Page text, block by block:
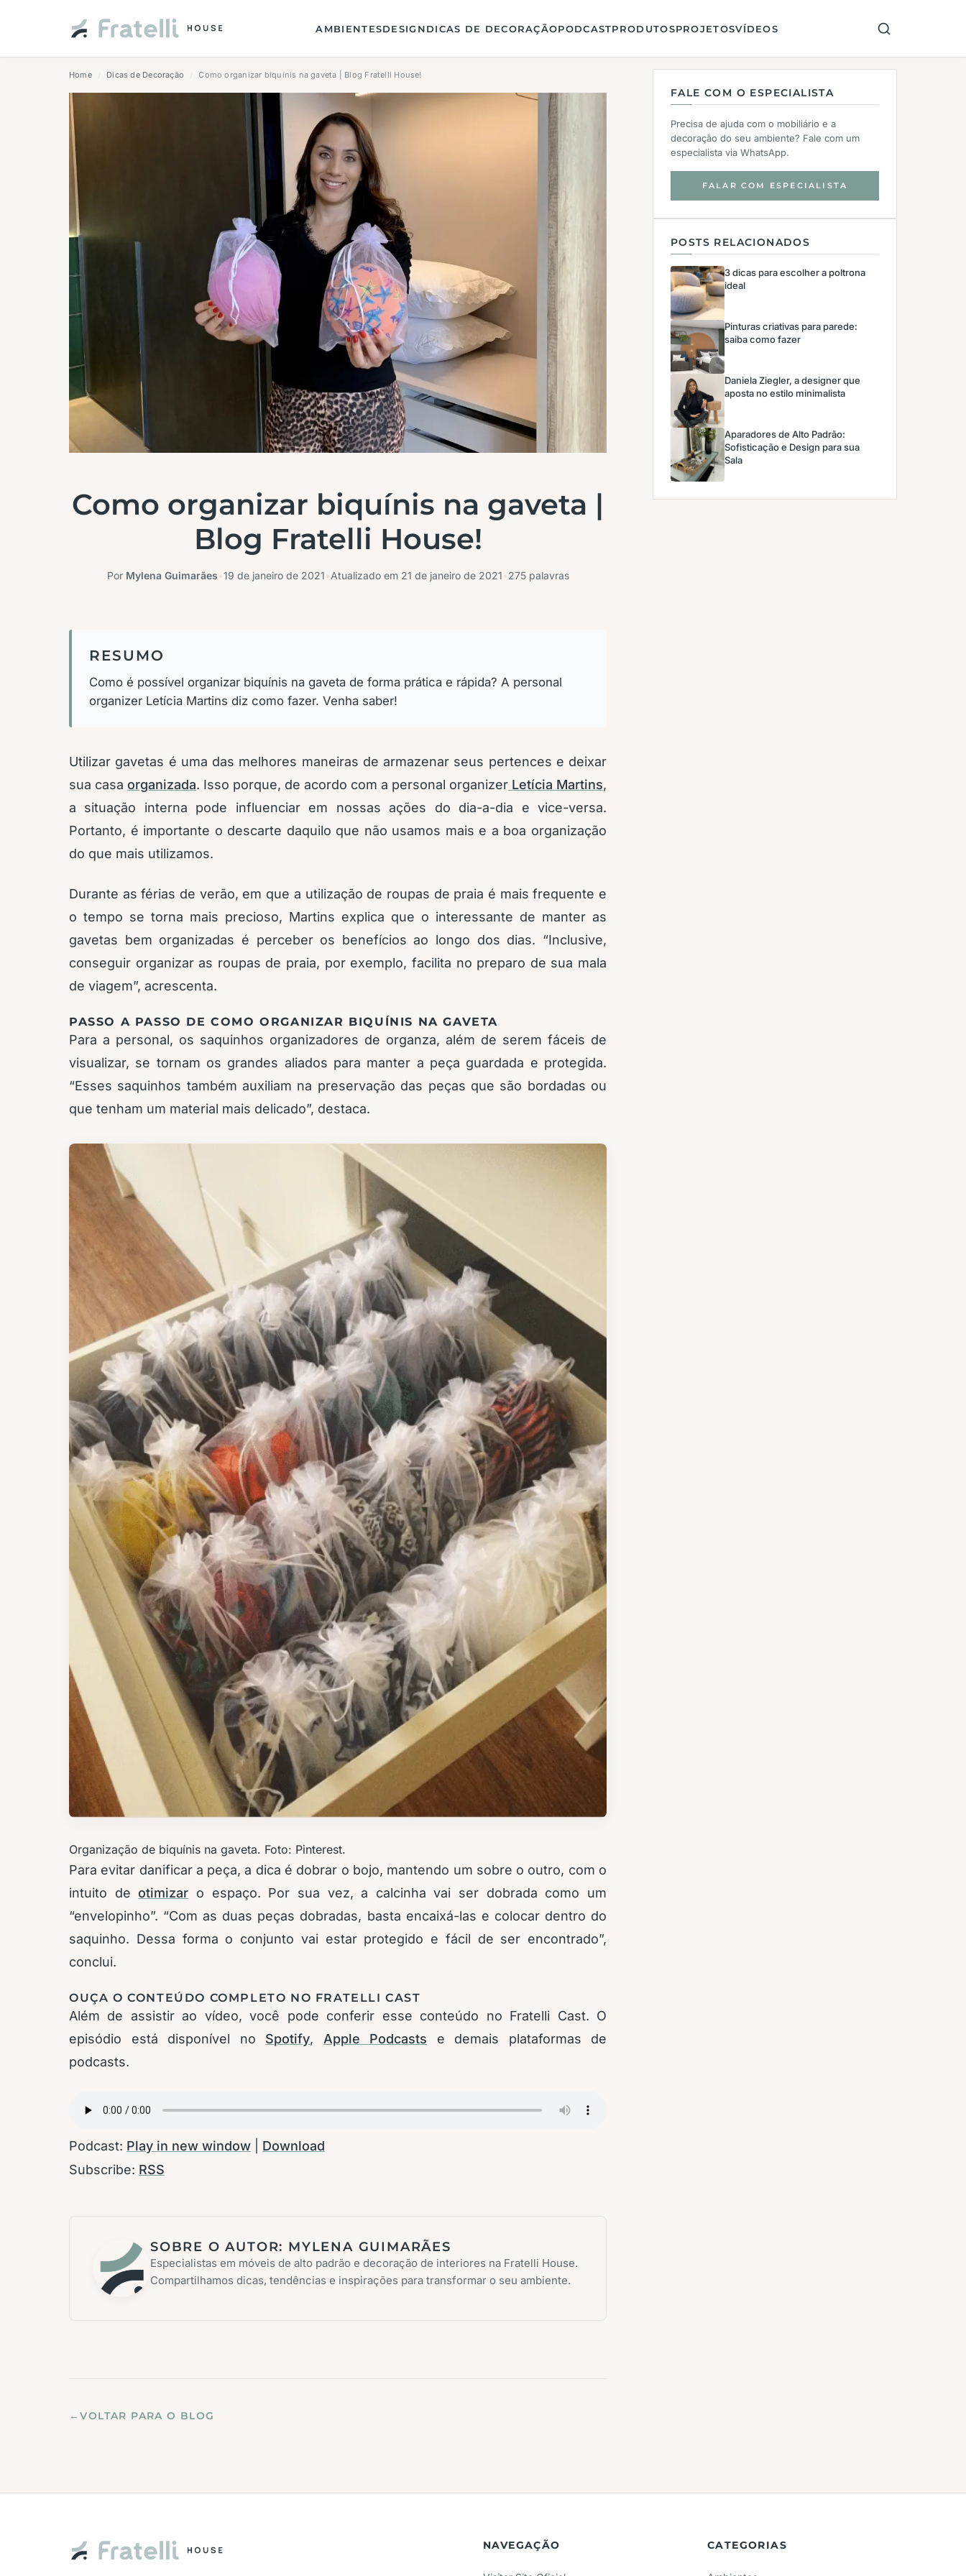
AMBIENTESDESIGNDICAS DE DECORAÇÃOPODCASTPRODUTOSPROJETOSVÍDEOS
Home Dicas de Decoração Como organizar biquínis na gaveta | Blog Fratelli House!
Como organizar biquínis na gaveta |
Blog Fratelli House!
Por Mylena Guimarães 19 de janeiro de 2021 Atualizado em 21 de janeiro de 2021 275 palavras
RESUMO
Como é possível organizar biquínis na gaveta de forma prática e rápida? A personal
organizer Letícia Martins diz como fazer. Venha saber!
Utilizar gavetas é uma das melhores maneiras de armazenar seus pertences e deixar
sua casa organizada. Isso porque, de acordo com a personal organizer Letícia Martins,
a situação interna pode influenciar em nossas ações do dia-a-dia e vice-versa.
Portanto, é importante o descarte daquilo que não usamos mais e a boa organização
do que mais utilizamos.
Durante as férias de verão, em que a utilização de roupas de praia é mais frequente e
o tempo se torna mais precioso, Martins explica que o interessante de manter as
gavetas bem organizadas é perceber os benefícios ao longo dos dias. “Inclusive,
conseguir organizar as roupas de praia, por exemplo, facilita no preparo de sua mala
de viagem”, acrescenta.
PASSO A PASSO DE COMO ORGANIZAR BIQUÍNIS NA GAVETA
Para a personal, os saquinhos organizadores de organza, além de serem fáceis de
visualizar, se tornam os grandes aliados para manter a peça guardada e protegida.
“Esses saquinhos também auxiliam na preservação das peças que são bordadas ou
que tenham um material mais delicado”, destaca.
Organização de biquínis na gaveta. Foto: Pinterest.
Para evitar danificar a peça, a dica é dobrar o bojo, mantendo um sobre o outro, com o
intuito deotimizar o espaço. Por sua vez, a calcinha vai ser dobrada como um
“envelopinho”. “Com as duas peças dobradas, basta encaixá-las e colocar dentro do
saquinho. Dessa forma o conjunto vai estar protegido e fácil de ser encontrado”,
conclui.
OUÇA O CONTEÚDO COMPLETO NO FRATELLI CAST
Além de assistir ao vídeo, você pode conferir esse conteúdo no Fratelli Cast. O
episódio está disponível no Spotify, Apple Podcasts e demais plataformas de
podcasts.
Podcast: Play in new window
Download
Subscribe: RSS
SOBRE O AUTOR: MYLENA GUIMARÃES
Especialistas em móveis de alto padrão e decoração de interiores na Fratelli House.
Compartilhamos dicas, tendências e inspirações para transformar o seu ambiente.
←VOLTAR PARA O BLOG
FALE COM O ESPECIALISTA
Precisa de ajuda com o mobiliário e a
decoração do seu ambiente? Fale com um
especialista via WhatsApp.
FALAR COM ESPECIALISTA
POSTS RELACIONADOS
3 dicas para escolher a poltrona
ideal
Pinturas criativas para parede:
saiba como fazer
Daniela Ziegler, a designer que
aposta no estilo minimalista
Aparadores de Alto Padrão:
Sofisticação e Design para sua
Sala
NAVEGAÇÃO CATEGORIAS